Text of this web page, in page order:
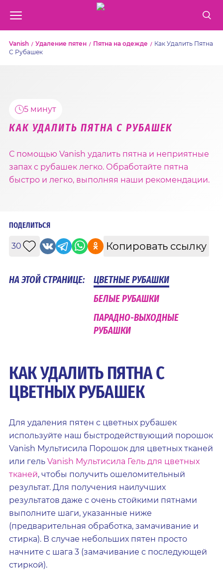
Vanish Удаление пятен Пятна на одежде
Как Удалить Пятна
С Рубашек
5 минут
КАК УДАЛИТЬ ПЯТНА С РУБАШЕК
С помощью Vanish удалить пятна и неприятные
запах с рубашек легко. Обработайте пятна
быстро и легко, выполняя наши рекомендации.
ПОДЕЛИТЬСЯ
30 Копировать ссылку
НА ЭТОЙ СТРАНИЦЕ:
ЦВЕТНЫЕ РУБАШКИ
БЕЛЫЕ РУБАШКИ
ПАРАДНО-ВЫХОДНЫЕ
РУБАШКИ
КАК УДАЛИТЬ ПЯТНА С
ЦВЕТНЫХ РУБАШЕК
Для удаления пятен с цветных рубашек
используйте наш быстродействующий порошок
Vanish Мультисила Порошок для цветных тканей
или гель Vanish Мультисила Гель для цветных
тканей, чтобы получить ошеломительный
результат. Для получения наилучших
результатов даже с очень стойкими пятнами
выполните шаги, указанные ниже
(предварительная обработка, замачивание и
стирка). В случае небольших пятен просто
начните с шага 3 (замачивание с последующей
стиркой).